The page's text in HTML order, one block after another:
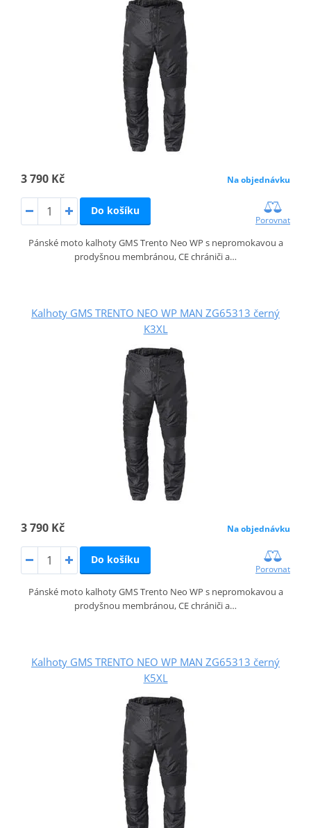
3 790 Kč Na objednávku
Do košíku
Porovnat
Pánské moto kalhoty GMS Trento Neo WP s nepromokavou a
prodyšnou membránou, CE chrániči a…
Kalhoty GMS TRENTO NEO WP MAN ZG65313 černý
K3XL
3 790 Kč Na objednávku
Do košíku
Porovnat
Pánské moto kalhoty GMS Trento Neo WP s nepromokavou a
prodyšnou membránou, CE chrániči a…
Kalhoty GMS TRENTO NEO WP MAN ZG65313 černý
K5XL